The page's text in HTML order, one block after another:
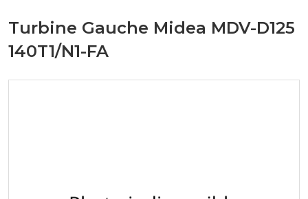
Turbine Gauche Midea MDV-D125
140T1/N1-FA